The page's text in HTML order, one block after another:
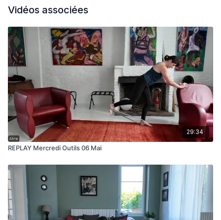
Vidéos associées
29:34
REPLAY Mercredi Outils 06 Mai